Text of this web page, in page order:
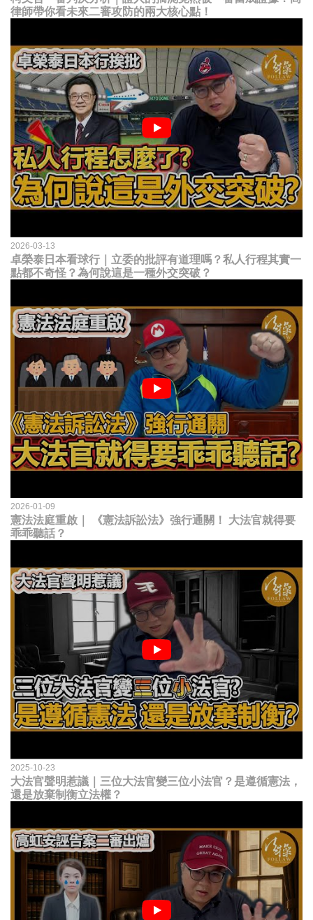
律師帶你看未來二審攻防的兩大核心點！
2026-03-13
卓榮泰日本看球行｜立委的批評有道理嗎？私人行程其實一
點都不奇怪？為何說這是一種外交突破？
2026-01-09
憲法法庭重啟｜ 《憲法訴訟法》強行通關！ 大法官就得要
乖乖聽話？
2025-10-23
大法官聲明惹議｜三位大法官變三位小法官？是遵循憲法，
還是放棄制衡立法權？